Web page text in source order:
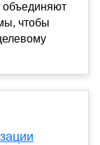
объединяют
чтобы